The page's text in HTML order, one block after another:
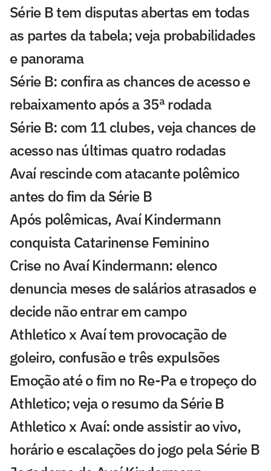
Série B tem disputas abertas em todas
as partes da tabela; veja probabilidades
e panorama
Série B: confira as chances de acesso e
rebaixamento após a 35ª rodada
Série B: com 11 clubes, veja chances de
acesso nas últimas quatro rodadas
Avaí rescinde com atacante polêmico
antes do fim da Série B
Após polêmicas, Avaí Kindermann
conquista Catarinense Feminino
Crise no Avaí Kindermann: elenco
denuncia meses de salários atrasados e
decide não entrar em campo
Athletico x Avaí tem provocação de
goleiro, confusão e três expulsões
Emoção até o fim no Re-Pa e tropeço do
Athletico; veja o resumo da Série B
Athletico x Avaí: onde assistir ao vivo,
horário e escalações do jogo pela Série B